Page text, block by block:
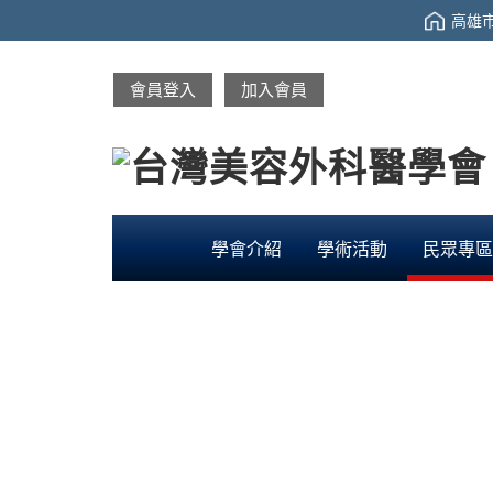
高雄
會員登入 加入會員
學會介紹 學術活動 民眾專區